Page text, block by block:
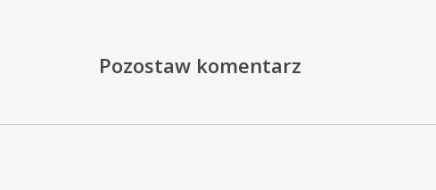
Pozostaw komentarz